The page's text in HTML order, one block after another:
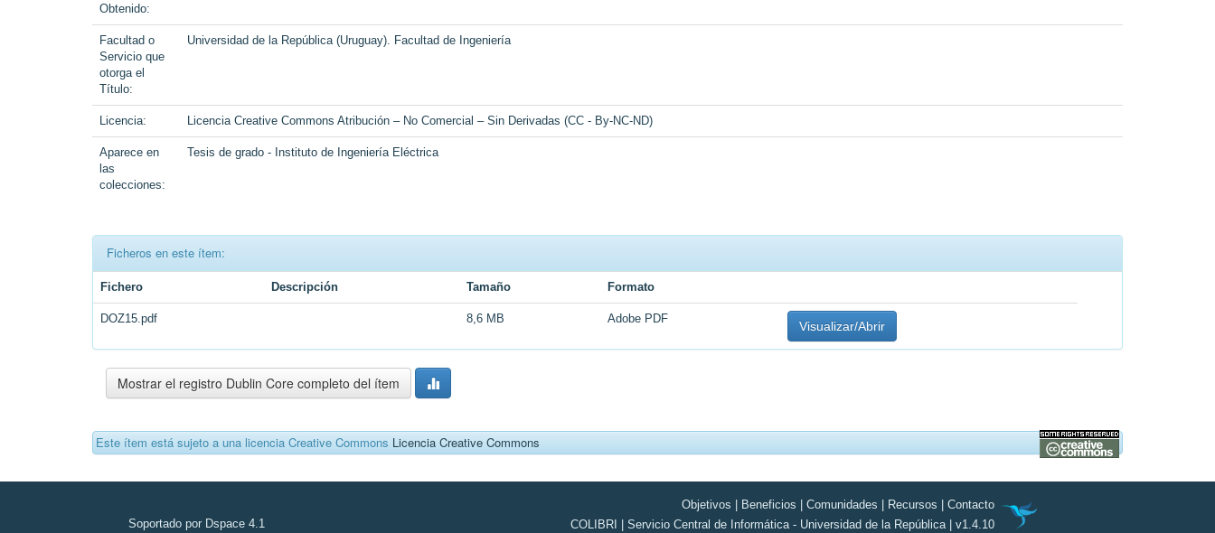
Obtenido:
Facultad o
Servicio que
otorga el
Título:
Universidad de la República (Uruguay). Facultad de Ingeniería
Licencia: Licencia Creative Commons Atribución – No Comercial – Sin Derivadas (CC - By-NC-ND)
Aparece en
las
colecciones:
Tesis de grado - Instituto de Ingeniería Eléctrica
Ficheros en este ítem:
Fichero Descripción Tamaño Formato
DOZ15.pdf 8,6 MB Adobe PDF
Visualizar/Abrir
Mostrar el registro Dublin Core completo del ítem
Este ítem está sujeto a una licencia Creative Commons Licencia Creative Commons
Soportado por Dspace 4.1
Objetivos Beneficios Comunidades Recursos
Contacto
COLIBRI | Servicio Central de Informática - Universidad de la República | v1.4.10